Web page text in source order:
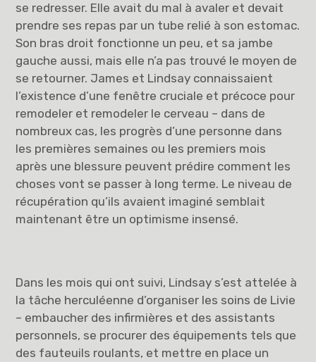
se redresser. Elle avait du mal à avaler et devait
prendre ses repas par un tube relié à son estomac.
Son bras droit fonctionne un peu, et sa jambe
gauche aussi, mais elle n’a pas trouvé le moyen de
se retourner. James et Lindsay connaissaient
l’existence d’une fenêtre cruciale et précoce pour
remodeler et remodeler le cerveau – dans de
nombreux cas, les progrès d’une personne dans
les premières semaines ou les premiers mois
après une blessure peuvent prédire comment les
choses vont se passer à long terme. Le niveau de
récupération qu’ils avaient imaginé semblait
maintenant être un optimisme insensé.
Dans les mois qui ont suivi, Lindsay s’est attelée à
la tâche herculéenne d’organiser les soins de Livie
– embaucher des infirmières et des assistants
personnels, se procurer des équipements tels que
des fauteuils roulants, et mettre en place un